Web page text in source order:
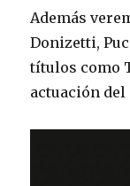
Además
Donizetti,
títulos como
actuación